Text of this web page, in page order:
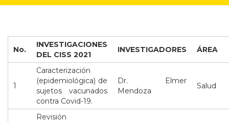
No.
INVESTIGACIONES
DEL CISS 2021
INVESTIGADORES ÁREA
1
Caracterización
(epidemiológica) de
sujetos vacunados
contra Covid-19.
Dr. Elmer
Mendoza
Salud
Revisión